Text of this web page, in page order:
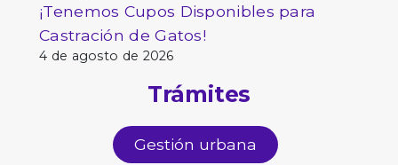
¡Tenemos Cupos Disponibles para
Castración de Gatos!
4 de agosto de 2026
Trámites
Gestión urbana